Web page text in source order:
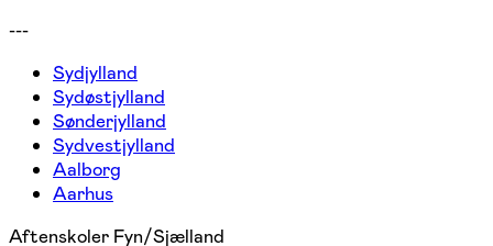
---
Sydjylland
Sydøstjylland
Sønderjylland
Sydvestjylland
Aalborg
Aarhus
Aftenskoler Fyn/Sjælland